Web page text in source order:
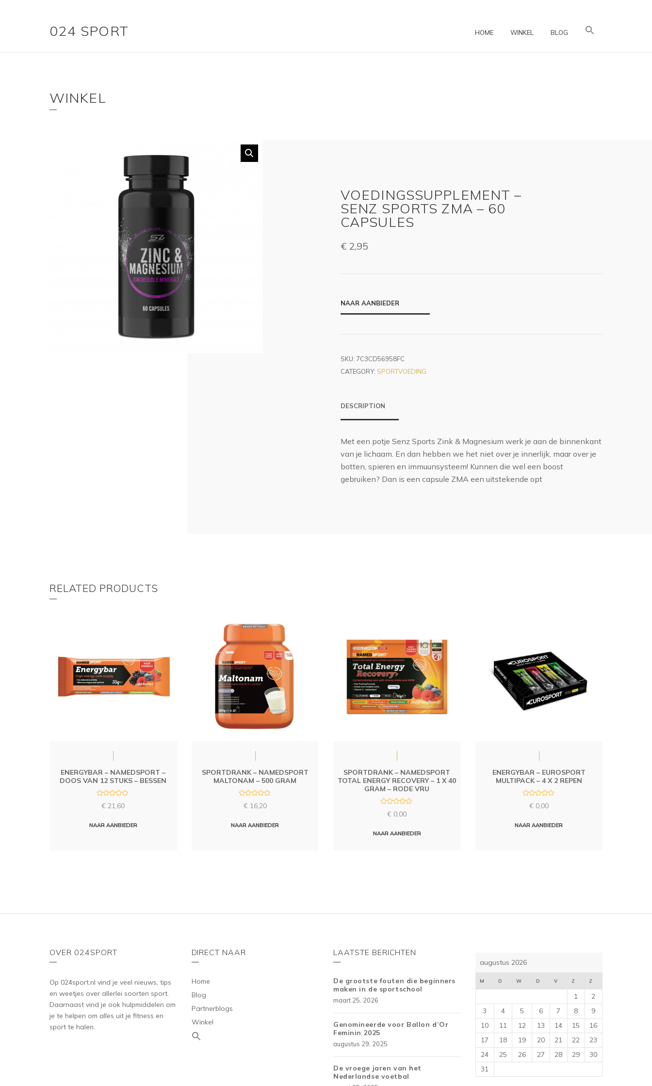
024 SPORT HOME WINKEL BLOG
WINKEL
VOEDINGSSUPPLEMENT –
SENZ SPORTS ZMA – 60
CAPSULES
€ 2,95
NAAR AANBIEDER
SKU: 7C3CD56958FC
CATEGORY: SPORTVOEDING
DESCRIPTION
Met een potje Senz Sports Zink & Magnesium werk je aan de binnenkant
van je lichaam. En dan hebben we het niet over je innerlijk, maar over je
botten, spieren en immuunsysteem! Kunnen die wel een boost
gebruiken? Dan is een capsule ZMA een uitstekende opt
RELATED PRODUCTS
ENERGYBAR – NAMEDSPORT –
DOOS VAN 12 STUKS – BESSEN
d
€ 21,60
NAAR AANBIEDER
SPORTDRANK – NAMEDSPORT
MALTONAM – 500 GRAM
d
€ 16,20
NAAR AANBIEDER
SPORTDRANK – NAMEDSPORT
TOTAL ENERGY RECOVERY – 1 X 40
GRAM – RODE VRU
d
€ 0,00
NAAR AANBIEDER
ENERGYBAR – EUROSPORT
MULTIPACK – 4 X 2 REPEN
d
€ 0,00
NAAR AANBIEDER
OVER 024SPORT
Op 024sport.nl vind je veel nieuws, tips
en weetjes over allerlei soorten sport.
Daarnaast vind je ook hulpmiddelen om
je te helpen om alles uit je fitness en
sport te halen.
DIRECT NAAR
Home
Blog
Partnerblogs
Winkel
LAATSTE BERICHTEN
De grootste fouten die beginners
maken in de sportschool
maart 25, 2026
Genomineerde voor Ballon d’Or
Feminin 2025
augustus 29, 2025
De vroege jaren van het
Nederlandse voetbal
augustus 2026
M D W D V Z Z
1
2
3
4 5 6 7 8
9
10
11 12 13 14 15
16
17
18 19 20 21 22
23
24
25 26 27 28 29
30
31